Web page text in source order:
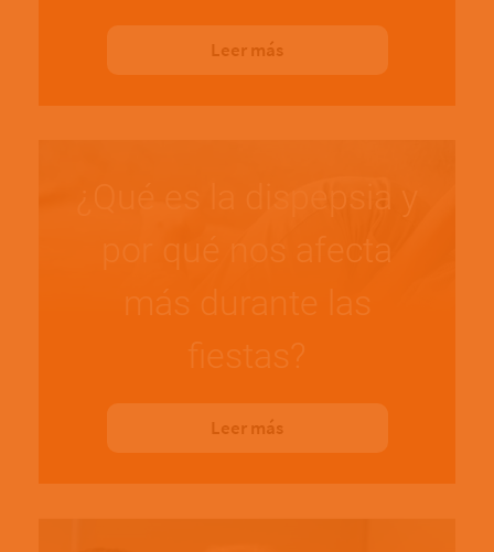
Leer más
¿Qué es la dispepsia y
por qué nos afecta
más durante las
fiestas?
Leer más